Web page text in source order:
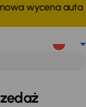
wycena auta